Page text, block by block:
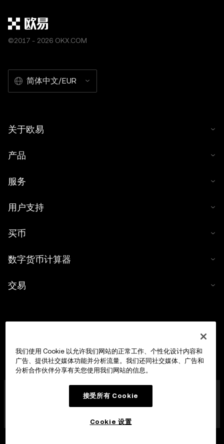
©2017 - 2026 OKX.COM
简体中文/EUR
关于欧易
产品
服务
用户支持
买币
数字货币计算器
交易
(MFSA) 依据《数字货币资产市场法案》(马耳他法律第 647
章) 第 28 条授权成立的数字货币资产服务提供商 (CASP)，
获准开展数字货币资产交易平台业务。
我们使用 Cookie 以允许我们网站的正常工作、个性化设计内容和
广告、提供社交媒体功能并分析流量。我们还同社交媒体、广告和
分析合作伙伴分享有关您使用我们网站的信息。
接受所有 Cookie
Cookie 设置